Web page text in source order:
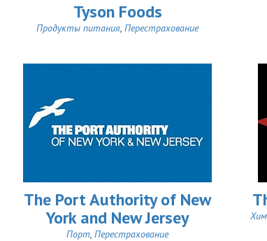
Tyson Foods
Продукты питания, Перестрахование
The Port Authority of New
York and New Jersey
Порт, Перестрахование